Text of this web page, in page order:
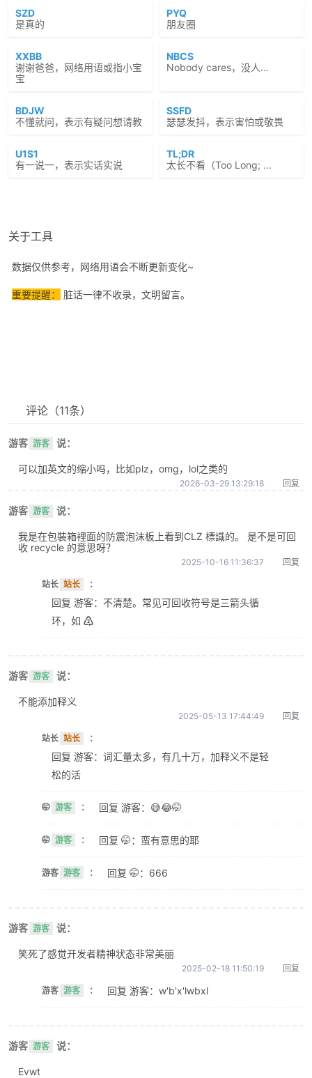
SZD
是真的
PYQ
朋友圈
XXBB
谢谢爸爸，网络用语或指小宝
宝
NBCS
Nobody cares，没人...
BDJW
不懂就问，表示有疑问想请教
SSFD
瑟瑟发抖，表示害怕或敬畏
U1S1
有一说一，表示实话实说
TL;DR
太长不看（Too Long; ...
关于工具
数据仅供参考，网络用语会不断更新变化~
重要提醒： 脏话一律不收录，文明留言。
评论 （11条）
游客 游客 说：
可以加英文的缩小吗，比如plz，omg，lol之类的
2026-03-29 13:29:18 回复
游客 游客 说：
我是在包裝箱裡面的防震泡沫板上看到CLZ 標識的。 是不是可回
收 recycle 的意思呀？
2025-10-16 11:36:37 回复
站长 站长 ：
回复 游客：不清楚。常见可回收符号是三箭头循
环，如 ♴
游客 游客 说：
不能添加释义
2025-05-13 17:44:49 回复
站长 站长 ：
回复 游客：词汇量太多，有几十万，加释义不是轻
松的活
🤭 游客 ： 回复 游客：😅😂🤭
🤭 游客 ： 回复 🤭：蛮有意思的耶
游客 游客 ： 回复 🤭：666
游客 游客 说：
笑死了感觉开发者精神状态非常美丽
2025-02-18 11:50:19 回复
游客 游客 ： 回复 游客：w'b'x'lwbxl
游客 游客 说：
Evwt